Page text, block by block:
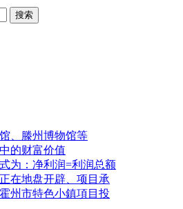
、滕州博物馆等
的财富价值
为：净利润=利润总额
在地盘开辟、项目承
州市特色小鎮項目投